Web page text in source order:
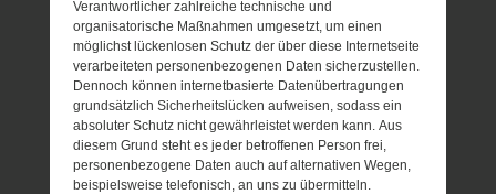
Verantwortlicher zahlreiche technische und
organisatorische Maßnahmen umgesetzt, um einen
möglichst lückenlosen Schutz der über diese Internetseite
verarbeiteten personenbezogenen Daten sicherzustellen.
Dennoch können internetbasierte Datenübertragungen
grundsätzlich Sicherheitslücken aufweisen, sodass ein
absoluter Schutz nicht gewährleistet werden kann. Aus
diesem Grund steht es jeder betroffenen Person frei,
personenbezogene Daten auch auf alternativen Wegen,
beispielsweise telefonisch, an uns zu übermitteln.